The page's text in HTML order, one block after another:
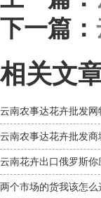
下一篇：
相关文
云南农事达花卉批发网
云南农事达花卉批发商
云南花卉出口俄罗斯你
两个市场的货我该怎么